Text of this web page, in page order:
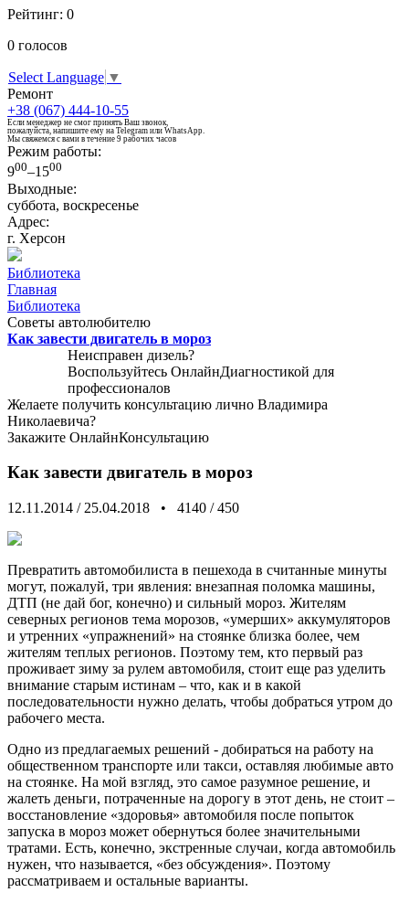
Рейтинг: 0
0 голосов
Select Language ▼
Ремонт
+38 (067) 444-10-55
Если менеджер не смог принять Ваш звонок,
пожалуйста, напишите ему на Telegram или WhatsApp.
Мы свяжемся с вами в течение 9 рабочих часов
Режим работы:
900–1500
Выходные:
суббота, воскресенье
Адрес:
г. Херсон
Библиотека
Главная
Библиотека
Советы автолюбителю
Как завести двигатель в мороз
Неисправен дизель?
Воспользуйтесь ОнлайнДиагностикой для
профессионалов
Желаете получить консультацию лично Владимира
Николаевича?
Закажите ОнлайнКонсультацию
Как завести двигатель в мороз
12.11.2014 / 25.04.2018 • 4140 /450
Превратить автомобилиста в пешехода в считанные минуты
могут, пожалуй, три явления: внезапная поломка машины,
ДТП (не дай бог, конечно) и сильный мороз. Жителям
северных регионов тема морозов, «умерших» аккумуляторов
и утренних «упражнений» на стоянке близка более, чем
жителям теплых регионов. Поэтому тем, кто первый раз
проживает зиму за рулем автомобиля, стоит еще раз уделить
внимание старым истинам – что, как и в какой
последовательности нужно делать, чтобы добраться утром до
рабочего места.
Одно из предлагаемых решений - добираться на работу на
общественном транспорте или такси, оставляя любимые авто
на стоянке. На мой взгляд, это самое разумное решение, и
жалеть деньги, потраченные на дорогу в этот день, не стоит –
восстановление «здоровья» автомобиля после попыток
запуска в мороз может обернуться более значительными
тратами. Есть, конечно, экстренные случаи, когда автомобиль
нужен, что называется, «без обсуждения». Поэтому
рассматриваем и остальные варианты.